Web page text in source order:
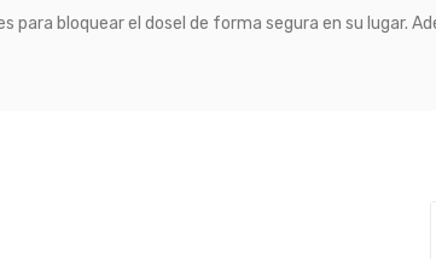
bloquear el dosel de forma segura en su lugar.